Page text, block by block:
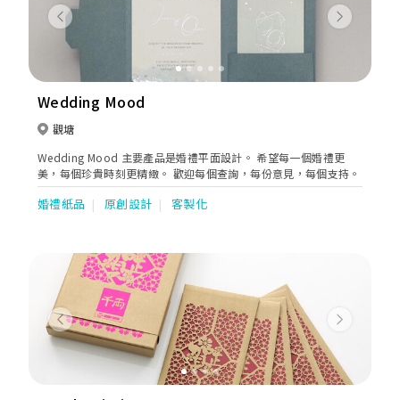
Previous Next
Wedding Mood
觀塘
Wedding Mood 主要產品是婚禮平面設計。 希望每一個婚禮更
美，每個珍貴時刻更精緻。 歡迎每個查詢，每份意見，每個支持。
婚禮紙品 原創設計 客製化
Previous Next